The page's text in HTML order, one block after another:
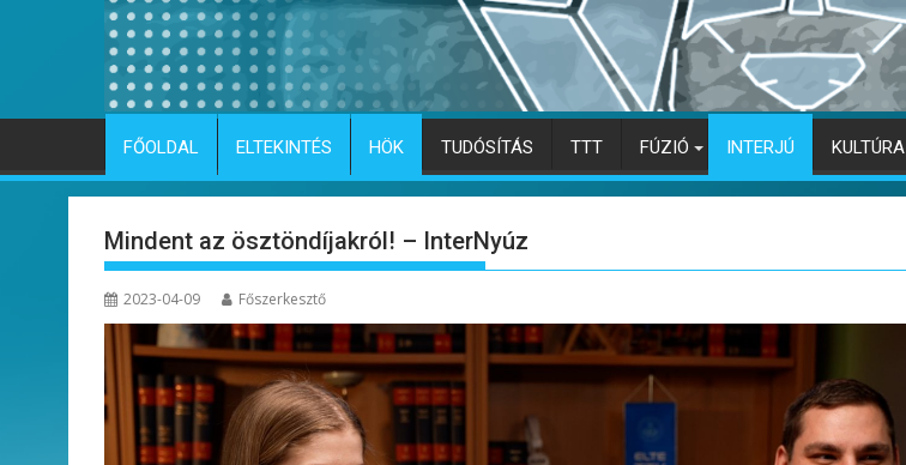
FŐOLDAL ELTEKINTÉS HÖK TUDÓSÍTÁS TTT FÚZIÓ INTERJÚ KULTÚRA
Mindent az ösztöndíjakról! – InterNyúz
2023-04-09 Főszerkesztő